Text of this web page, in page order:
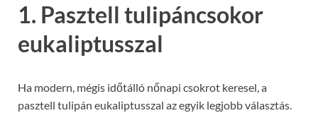
1. Pasztell tulipáncsokor
eukaliptusszal
Ha modern, mégis időtálló nőnapi csokrot keresel, a
pasztell tulipán eukaliptusszal az egyik legjobb választás.